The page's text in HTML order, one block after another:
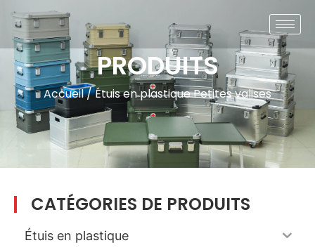
PRODUITS
Accueil/Étuis en plastiquePetites valises
CATÉGORIES DE PRODUITS
Étuis en plastique